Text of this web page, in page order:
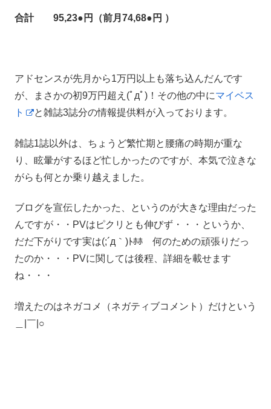
合計 95,23●円（前月74,68●円 ）
アドセンスが先月から1万円以上も落ち込んだんです
が、まさかの初9万円超え(ﾟдﾟ)！その他の中にマイベス
ト
と雑誌3誌分の情報提供料が入っております。
雑誌1誌以外は、ちょうど繁忙期と腰痛の時期が重な
り、眩暈がするほど忙しかったのですが、本気で泣きな
がらも何とか乗り越えました。
ブログを宣伝したかった、というのが大きな理由だった
んですが・・PVはピクリとも伸びず・・・というか、
だだ下がりです実は(;´д｀)ﾄﾎﾎ 何のための頑張りだっ
たのか・・・PVに関しては後程、詳細を載せます
ね・・・
増えたのはネガコメ（ネガティブコメント）だけという
＿|￣|○